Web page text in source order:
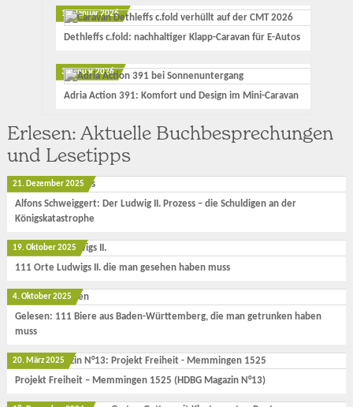
17. Januar 2026
Dethleffs c.fold: nachhaltiger Klapp-Caravan für E-Autos
3. Januar 2026
Adria Action 391: Komfort und Design im Mini-Caravan
Erlesen: Aktuelle Buchbesprechungen
und Lesetipps
21. Dezember 2025
Alfons Schweiggert: Der Ludwig II. Prozess – die Schuldigen an der
Königskatastrophe
19. Oktober 2025
111 Orte Ludwigs II. die man gesehen haben muss
4. Oktober 2025
Gelesen: 111 Biere aus Baden-Württemberg, die man getrunken haben
muss
20. März 2025
Projekt Freiheit – Memmingen 1525 (HDBG Magazin N°13)